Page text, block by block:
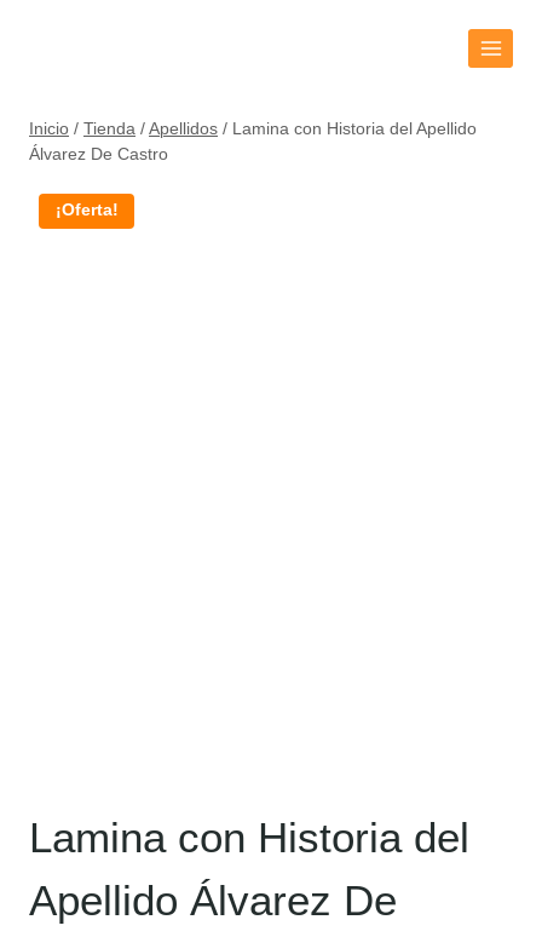
Inicio / Tienda / Apellidos / Lamina con Historia del Apellido
Álvarez De Castro
¡Oferta!
Lamina con Historia del
Apellido Álvarez De